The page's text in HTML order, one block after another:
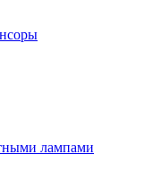
лампами